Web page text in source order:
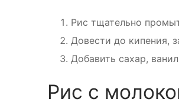
Рис тщательно
Довести до кипения,
Добавить сахар,
Рис с